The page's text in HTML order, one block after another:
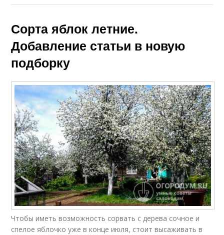
Сорта яблок летние.
Добавление статьи в новую
подборку
Чтобы иметь возможность сорвать с дерева сочное и
спелое яблочко уже в конце июля, стоит высаживать в